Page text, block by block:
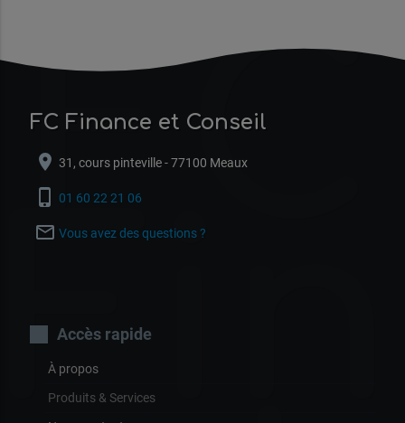
FC
FC Finance et Conseil
location_on 31, cours pinteville - 77100 Meaux
phone_iphone 01 60 22 21 06
mail_outline Vous avez des questions ?
Accès rapide
À propos
Produits & Services